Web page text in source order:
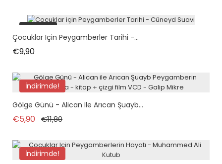
tükendi
Çocuklar Için Peygamberler Tarihi -...
€9,90Fiyat
İndirimde!
tükendi
Gölge Günü - Alican Ile Arıcan Şuayb...
€5,90 Normal fiyat
€11,80Fiyat
İndirimde!